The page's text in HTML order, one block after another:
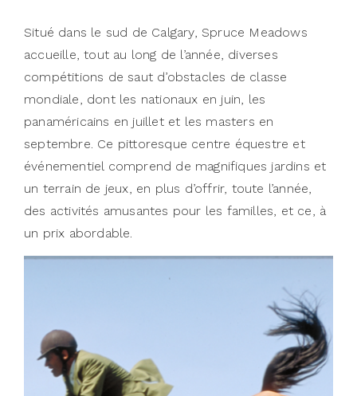
Situé dans le sud de Calgary, Spruce Meadows
accueille, tout au long de l’année, diverses
compétitions de saut d’obstacles de classe
mondiale, dont les nationaux en juin, les
panaméricains en juillet et les masters en
septembre. Ce pittoresque centre équestre et
événementiel comprend de magnifiques jardins et
un terrain de jeux, en plus d’offrir, toute l’année,
des activités amusantes pour les familles, et ce, à
un prix abordable.